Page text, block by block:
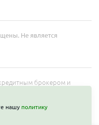
Не является
брокером и
Полные условия услуг
нашу политику